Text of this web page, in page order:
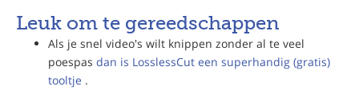
Leuk om te gereedschappen
Als je snel video's wilt knippen zonder al te veel
poespas dan is LosslessCut een superhandig (gratis)
tooltje .